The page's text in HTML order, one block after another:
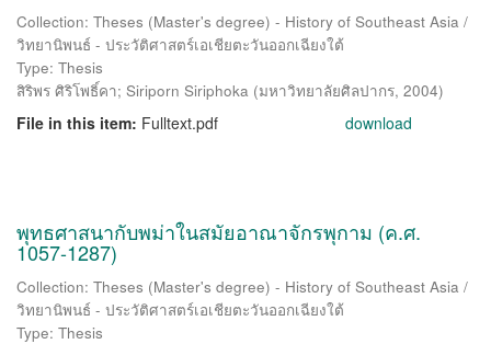
Collection: Theses (Master's degree) - History of Southeast Asia /
วิทยานิพนธ์ - ประวัติศาสตร์เอเชียตะวันออกเฉียงใต้
Type: Thesis
สิริพร ศิริโพธิ์คา; Siriporn Siriphoka (มหาวิทยาลัยศิลปากร, 2004)
File in this item: Fulltext.pdf download
พุทธศาสนากับพม่าในสมัยอาณาจักรพุกาม (ค.ศ.
1057-1287)
Collection: Theses (Master's degree) - History of Southeast Asia /
วิทยานิพนธ์ - ประวัติศาสตร์เอเชียตะวันออกเฉียงใต้
Type: Thesis